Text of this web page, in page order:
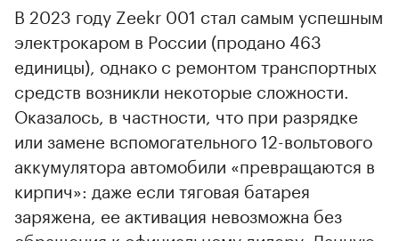
В 2023 году Zeekr 001 стал самым успешным
электрокаром в России (продано 463
единицы), однако с ремонтом транспортных
средств возникли некоторые сложности.
Оказалось, в частности, что при разрядке
или замене вспомогательного 12-вольтового
аккумулятора автомобили «превращаются в
кирпич»: даже если тяговая батарея
заряжена, ее активация невозможна без